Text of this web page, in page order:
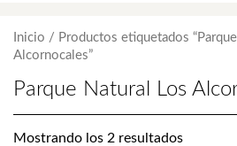
Inicio / Productos etiquetados
Alcornocales”
Parque Natural Los
Mostrando los 2 resultados